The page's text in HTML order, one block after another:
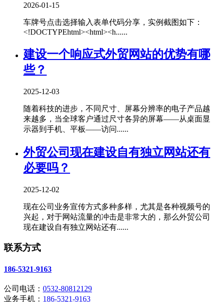
2026-01-15
车牌号点击选择输入表单代码分享，实例截图如下：
<!DOCTYPEhtml><html><h......
建设一个响应式外贸网站的优势有哪
些？
2025-12-03
随着科技的进步，不同尺寸、屏幕分辨率的电子产品越
来越多，当全球客户通过尺寸各异的屏幕——从桌面显
示器到手机、平板——访问......
外贸公司现在建设自有独立网站还有
必要吗？
2025-12-02
现在公司业务宣传方式多种多样，尤其是各种视频号的
兴起，对于网站流量的冲击是非常大的，那么外贸公司
现在建设自有独立网站还有......
联系方式
186-5321-9163
公司电话： 0532-80812129
业务手机： 186-5321-9163